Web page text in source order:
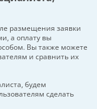
размещения заявки
а оплату вы
Вы также можете
и сравнить их
будем
сделать